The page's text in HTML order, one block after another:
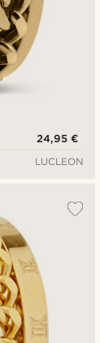
24,95 €
LUCLEON